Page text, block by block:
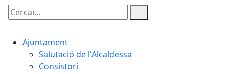
Cercar:
Ajuntament
Salutació de l'Alcaldessa
Consistori